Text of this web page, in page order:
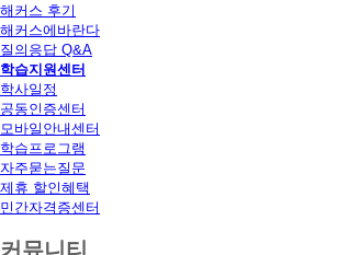
해커스 후기
해커스에바란다
질의응답 Q&A
학습지원센터
학사일정
공동인증센터
모바일안내센터
학습프로그램
자주묻는질문
제휴 할인혜택
민간자격증센터
커뮤니티